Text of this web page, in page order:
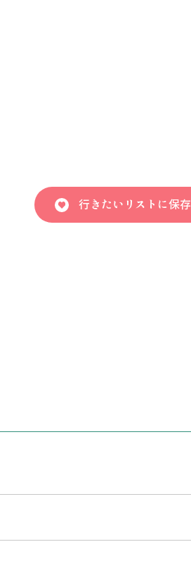
行きたいリストに保存